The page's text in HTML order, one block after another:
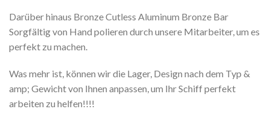
Darüber hinaus Bronze Cutless Aluminum Bronze Bar
Sorgfältig von Hand polieren durch unsere Mitarbeiter, um es
perfekt zu machen.
Was mehr ist, können wir die Lager, Design nach dem Typ &
amp; Gewicht von Ihnen anpassen, um Ihr Schiff perfekt
arbeiten zu helfen!!!!